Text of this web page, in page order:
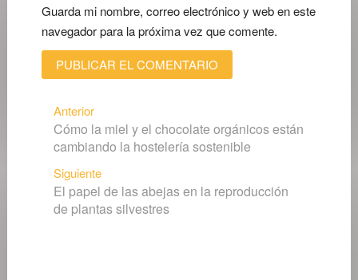
Guarda mi nombre, correo electrónico y web en este
navegador para la próxima vez que comente.
Navegación
de
entradas
AnteriorEntrada
anterior:
Cómo la miel y el chocolate orgánicos están
cambiando la hostelería sostenible
SiguienteSiguiente
entrada:
El papel de las abejas en la reproducción
de plantas silvestres